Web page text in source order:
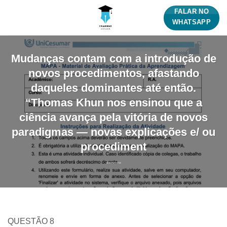
FALAR NO
WHATSAPP
Mudanças contam com a introdução de
novos procedimentos, afastando
daqueles dominantes até então.
“Thomas Khun nos ensinou que a
ciência avança pela vitória de novos
paradigmas — novas explicações e/ ou
procediment
QUESTÃO 8